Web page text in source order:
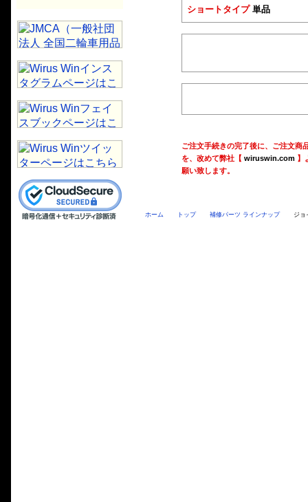
ショートタイプ単品
ご注文手続きの完了後に、ご注文商
を、改めて弊社【 wiruswin.com】
願い致します。
ホーム トップ 補修パーツ ラインナップ ジョ